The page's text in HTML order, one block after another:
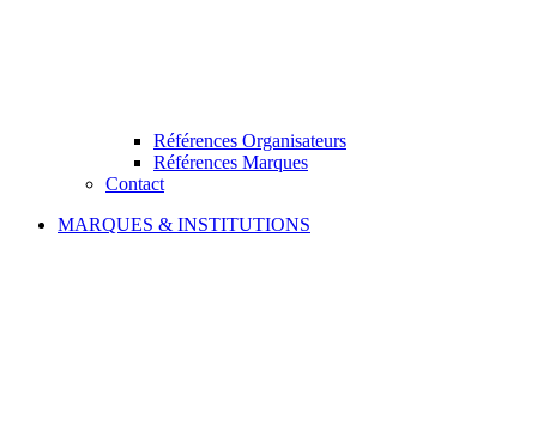
Références Organisateurs
Références Marques
Contact
MARQUES & INSTITUTIONS